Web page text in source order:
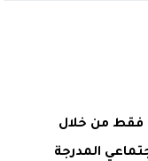
فقط من خلال
المدرجة